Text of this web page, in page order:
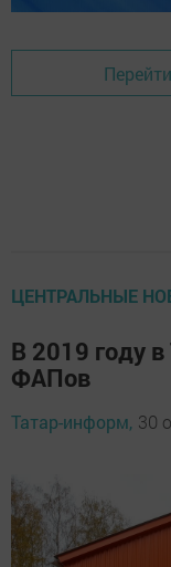
ЦЕНТРАЛЬНЫЕ
В 2019 году
ФАПов
Татар-информ, 30